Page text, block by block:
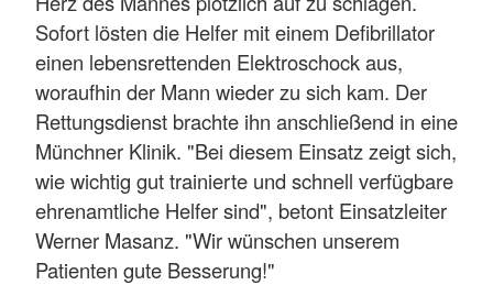
Sofort lösten die Helfer mit einem Defibrillator
einen lebensrettenden Elektroschock aus,
woraufhin der Mann wieder zu sich kam. Der
Rettungsdienst brachte ihn anschließend in eine
Münchner Klinik. "Bei diesem Einsatz zeigt sich,
wie wichtig gut trainierte und schnell verfügbare
ehrenamtliche Helfer sind", betont Einsatzleiter
Werner Masanz. "Wir wünschen unserem
Patienten gute Besserung!"